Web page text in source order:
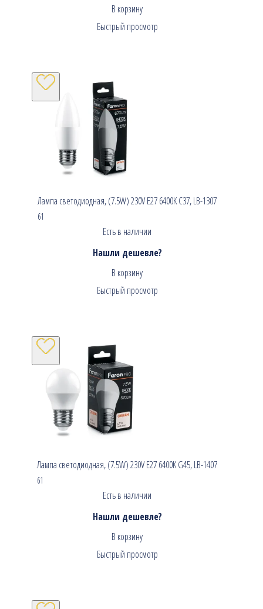
В корзину
Быстрый просмотр
Лампа светодиодная, (7.5W) 230V E27 6400K C37, LB-1307
61
Есть в наличии
Нашли дешевле?
В корзину
Быстрый просмотр
Лампа светодиодная, (7.5W) 230V E27 6400K G45, LB-1407
61
Есть в наличии
Нашли дешевле?
В корзину
Быстрый просмотр